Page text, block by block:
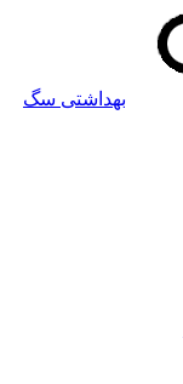
بهداشتی سگ